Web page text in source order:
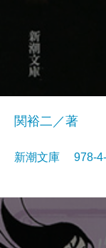
関裕二／著
新潮文庫 978-